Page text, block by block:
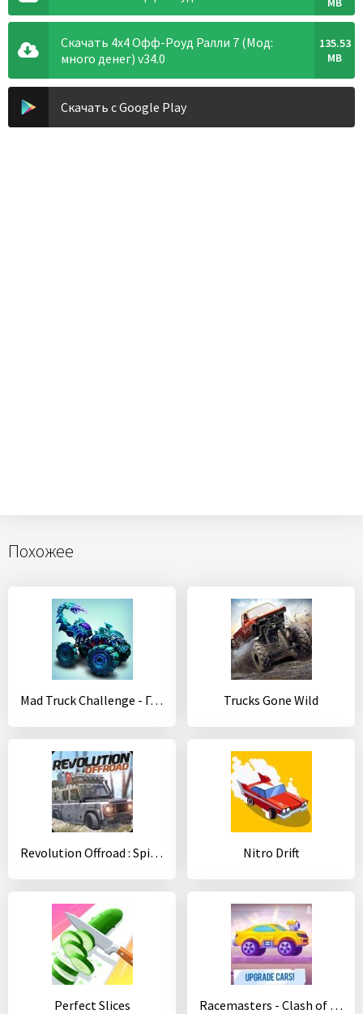
Скачать 4x4 Офф-Роуд Ралли 7 (Мод:
много денег) v34.0
135.53
MB
Скачать с Google Play
Похожее
Mad Truck Challenge - Гонки и бои машин с боссами Trucks Gone Wild
Revolution Offroad : Spin Simulation Nitro Drift
Perfect Slices Racemasters - Сlash of Сars